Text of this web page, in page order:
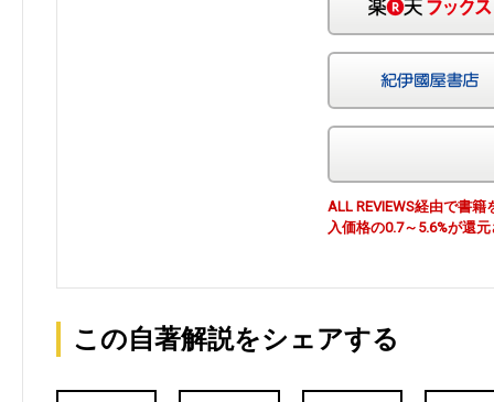
ALL REVIEWS経由で書
入価格の0.7～5.6%が還
この自著解説をシェアする